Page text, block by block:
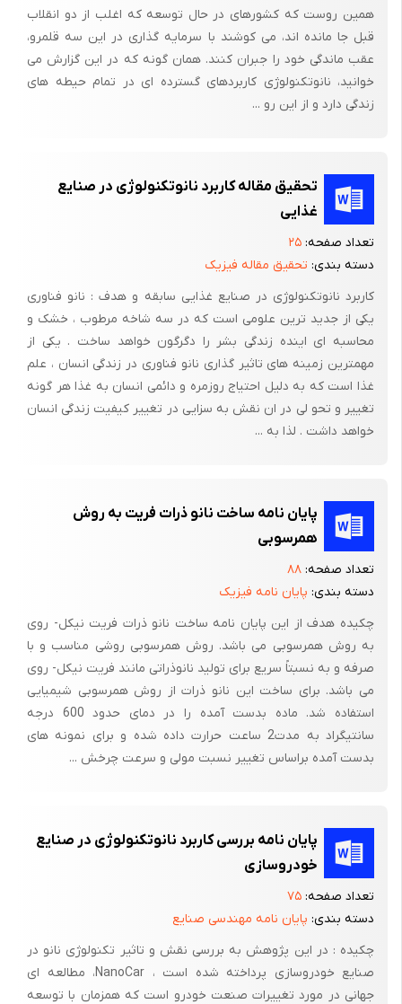
مقدمه:
جهان در قرن بیست ویکم در عصر فوق صنعتی یا عصر اطلاعات
قرارگرفته است، نظام سنتی ارتباطات که عموماً عبارت بود از سیستم
انسانها،برای انتقال پیام، بایست یکدیگر را می دیدند وچشمهایشان
همدیگر را لمس می کرد وصدای زنده هم را از نزدیک
می شنیدند، اما در عصر اطلاعات، تکنولوژی های ارتباطی دوربرد از
زیر ساختارهای نوین ارتباطی ( هم چون فیبر نوری، ماهواره ای ارتباطی
وروبوتهای باهوش وماشینهای هوشمند الکترونیکی وصنایع سخت
افزاری ونرم افرازی کامپیوتر ونانوتکنولوژی وکاربردهای آن در زمینه
مخابرات الکترونیک وصنعت) نقش بسیار اساسی را در حذف انسان از
اجتماع وانزوای او ایفا خواهد کرد اگر تاکنون مواردی چون، دانشگاه
مکاتبه ای،کلاسهای غیر حضوری،آموزش از طریق ویدئو وتلویزیون
نمونه های ضعیفی از گسستگی انسان از اجتماع به شمار می رفته اند
تازه ای برای تفریح وگذراندن اوقات فراغت به نام واقعیت مجازی،
تکنیک نمایشی ایده آلی به نام تلویزیونهای دوسویه وتکنیک ارتباطی
ونمایشی جزایی چون تله پیوتر و... عناصری از تکنولوژی خواهند بود
واقتصاد وبازرگانی الکترونیک و....
می باشد، نقش بسیار بارزی را در جدایی انسان از گروههای مختلف
اجتماعی ایفا خواهندکرد گروههای اجتماعی در عصر اطلاعات،نه به
صورت واقعی وعینی، بلکه «مجازی» خواهند بود در این عصر، ارتباط با
شبکه های اطلاعاتی جهانی مبتنی برWAN ، نیاز فرد به تعلق داشتن به
گروه واجتماع را تأمین خواهد کرد وبه او در حالی که در اتاق خانه اش
پشت میز کامپیوتر نشسته است شخصیت اجتماعی وحتی جهانی داده
می سازد واز این طریق در محیط مأنوس منزل کارهای موظف سازمانی
خود را انجام می دهد تلویزیون های دو سویه امکان آموزش او
وفرزنداش را بدون حضور در دانشگاه یا مدرسه فراهم می سازد ویا با
مجازی، در میان انبوده نتوانستن ها، آنچه را که می خواهد به دست
آورد ویا فقط با گرفتن یک شماره تلفن، به دنیای شلوغ اینترنت ویا
شبکه ای کامپیوتری دیگر(به مشابه یک جامعه چندین میلیونی
همین روست که کشورهای در حال توسعه که اغلب از دو انقلاب
قبل جا مانده اند، می کوشند با سرمایه گذاری در این سه قلمرو،
عقب ماندگی خود را جبران کنند. همان گونه که در این گزارش می
خوانید، نانوتکنولوژی کاربردهای گسترده ای در تمام حیطه های
زندگی دارد و از این رو ...
تحقیق مقاله کاربرد نانوتکنولوژی در صنایع
غذایی
تعداد صفحه: ۲۵
دسته بندی: تحقیق مقاله فیزیک
کاربرد نانوتکنولوژی در صنایع غذایی سابقه و هدف : نانو فناوری
یکی از جدید ترین علومی است که در سه شاخه مرطوب ، خشک و
محاسبه ای اینده زندگی بشر را دگرگون خواهد ساخت . یکی از
مهمترین زمینه های تاثیر گذاری نانو فناوری در زندگی انسان ، علم
غذا است که به دلیل احتیاج روزمره و دائمی انسان به غذا هر گونه
تغییر و تحو لی در ان نقش به سزایی در تغییر کیفیت زندگی انسان
خواهد داشت . لذا به ...
پایان نامه ساخت نانو ذرات فریت به روش
همرسوبی
تعداد صفحه: ۸۸
دسته بندی: پایان نامه فیزیک
چکیده هدف از این پایان نامه ساخت نانو ذرات فریت نیکل- روی
به روش همرسوبی می باشد. روش همرسوبی روشی مناسب و با
صرفه و به نسبتاً سریع برای تولید نانوذراتی مانند فریت نیکل- روی
می باشد. برای ساخت این نانو ذرات از روش همرسوبی شیمیایی
استفاده شد. ماده بدست آمده را در دمای حدود 600 درجه
سانتیگراد به مدت2 ساعت حرارت داده شده و برای نمونه های
بدست آمده براساس تغییر نسبت مولی و سرعت چرخش ...
پایان نامه بررسی کاربرد نانوتکنولوژی در صنایع
خودروسازی
تعداد صفحه: ۷۵
دسته بندی: پایان نامه مهندسی صنایع
چکیده : در این پژوهش به بررسی نقش و تاثیر تکنولوژی نانو در
صنایع خودروسازی پرداخته شده است ، NanoCar، مطالعه ای
جهانی در مورد تغییرات صنعت خودرو است که همزمان با توسعه